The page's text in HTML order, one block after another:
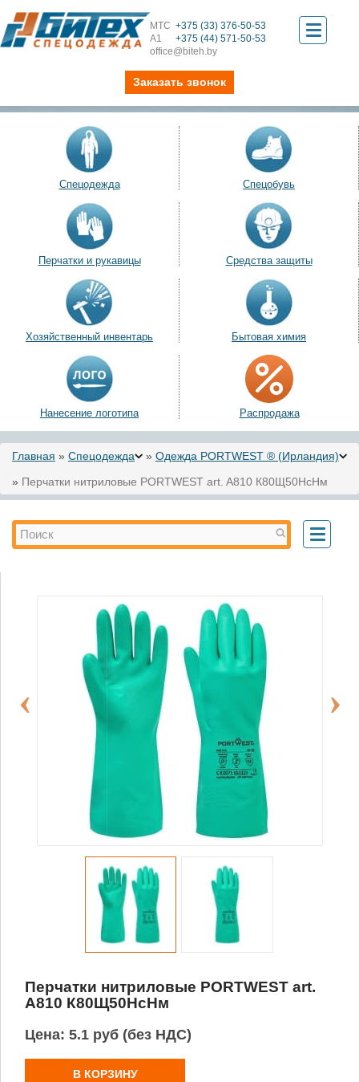
МТС +375 (33) 376-50-53
А1
+375 (44) 571-50-53
office@biteh.by
Toggle
Заказать звонок
Спецодежда Спецобувь
Перчатки и рукавицы Средства защиты
Хозяйственный инвентарь Бытовая химия
Нанесение логотипа Распродажа
Вы здесь
Главная » Спецодежда » Одежда PORTWEST ® (Ирландия)
» Перчатки нитриловые PORTWEST art. A810 К80Щ50НсНм
Форма поиска
Поиск
Toggle
Перчатки нитриловые PORTWEST art.
A810 К80Щ50НсНм
Цена: 5.1 руб (без НДС)
В КОРЗИНУ